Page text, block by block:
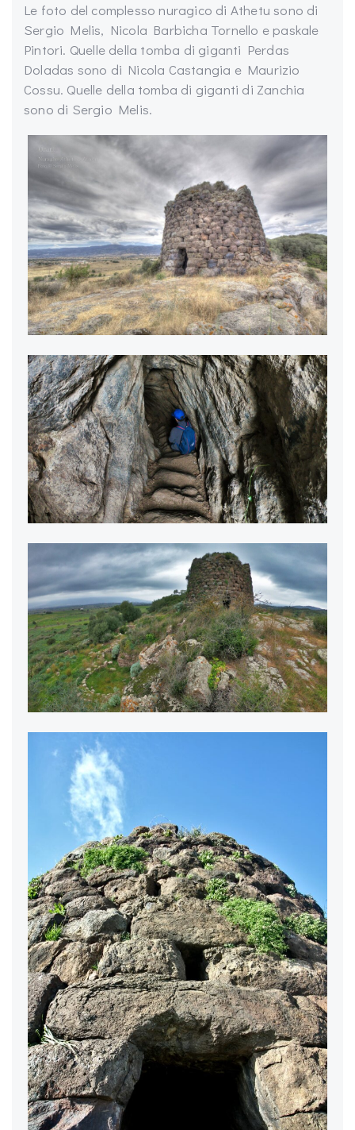
Le foto del complesso nuragico di Athetu sono di
Sergio Melis, Nicola Barbicha Tornello e paskale
Pintori. Quelle della tomba di giganti Perdas
Doladas sono di Nicola Castangia e Maurizio
Cossu. Quelle della tomba di giganti di Zanchia
sono di Sergio Melis.